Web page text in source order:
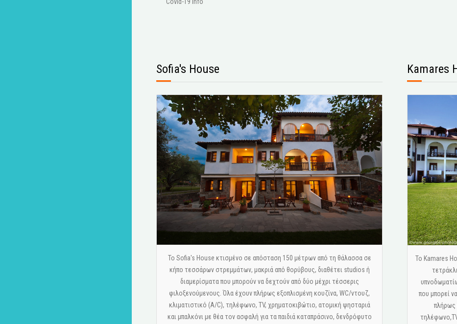
Sofia's House
Το Sofia's House κτισμένο σε απόσταση 150 μέτρων από τη θάλασσα σε
κήπο τεσσάρων στρεμμάτων, μακριά από θορύβους, διαθέτει studios ή
διαμερίσματα που μπορούν να δεχτούν από δύο μέχρι τέσσερις
φιλοξενούμενους. Όλα έχουν πλήρως εξοπλισμένη κουζίνα, WC/ντουζ,
κλιματιστικό (A/C), τηλέφωνο, ΤV, χρηματοκιβώτιο, ατομική ψησταριά
και μπαλκόνι με θέα τον ασφαλή για τα παιδιά καταπράσινο, δενδρόφυτο
Kamares
Το Kamares
που μπορεί
πλήρως